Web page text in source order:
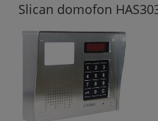
Slican domofon